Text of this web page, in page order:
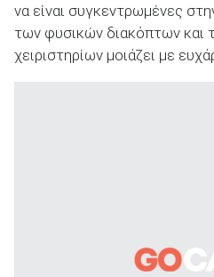
να είναι συγκεντρωμένες
των φυσικών διακόπτων και
χειριστηρίων μοιάζει με